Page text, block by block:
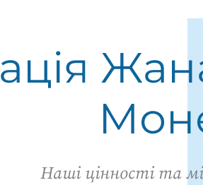
Наші цінності та